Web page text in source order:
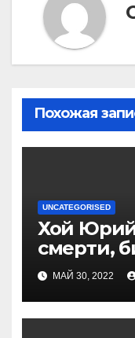
Похожая
UNCATEGORISED
Хой
смерти,
из жизни
МАЙ 30, 2022